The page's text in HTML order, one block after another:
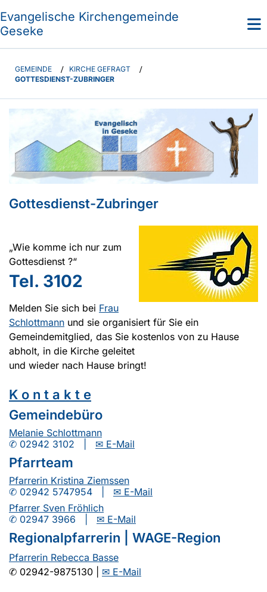
Evangelische Kirchengemeinde
Geseke
GEMEINDE / KIRCHE GEFRAGT /
GOTTESDIENST-ZUBRINGER
Gottesdienst-Zubringer
„Wie komme ich nur zum
Gottesdienst ?“
Tel. 3102
Melden Sie sich bei Frau
Schlottmann und sie organisiert für Sie ein
Gemeindemitglied, das Sie kostenlos von zu Hause
abholt, in die Kirche geleitet
und wieder nach Hause bringt!
K o n t a k t e
Gemeindebüro
Melanie Schlottmann
✆ 02942 3102 | ✉ E-Mail
Pfarrteam
Pfarrerin Kristina Ziemssen
✆ 02942 5747954 | ✉ E-Mail
Pfarrer Sven Fröhlich
✆ 02947 3966 | ✉ E-Mail
Regionalpfarrerin | WAGE-Region
Pfarrerin Rebecca Basse
✆ 02942-9875130 | ✉ E-Mail